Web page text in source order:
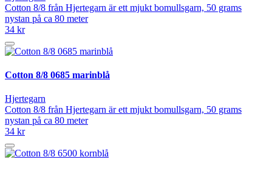
Cotton 8/8 från Hjertegarn är ett mjukt bomullsgarn, 50 grams
nystan på ca 80 meter
34 kr
Cotton 8/8 0685 marinblå
Hjertegarn
Cotton 8/8 från Hjertegarn är ett mjukt bomullsgarn, 50 grams
nystan på ca 80 meter
34 kr